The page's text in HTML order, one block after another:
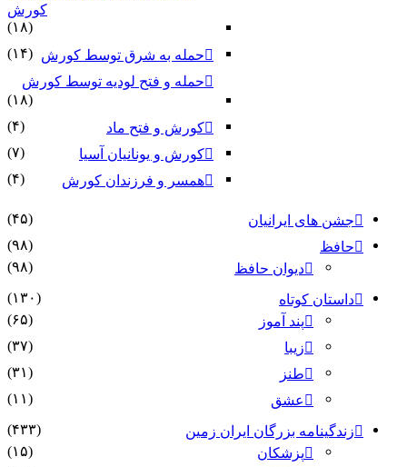
کورش
(۱۸)
حمله به شرق توسط کورش (۱۴)
حمله و فتح لودیه توسط کورش
(۱۸)
کورش و فتح ماد
(۴)
کورش و یونانیان آسیا
(۷)
همسر و فرزندان کورش
(۴)
جشن های ایرانیان
(۴۵)
حافظ
(۹۸)
دیوان حافظ
(۹۸)
داستان کوتاه
(۱۳۰)
پند آموز
(۶۵)
زیبا
(۳۷)
طنز
(۳۱)
عشق
(۱۱)
زندگینامه بزرگان ایران زمین
(۴۳۳)
پزشکان
(۱۵)